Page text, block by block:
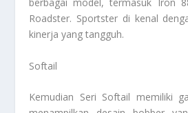
Roadster. Sportster di kenal
kinerja yang tangguh.
Softail
Kemudian Seri Softail memiliki